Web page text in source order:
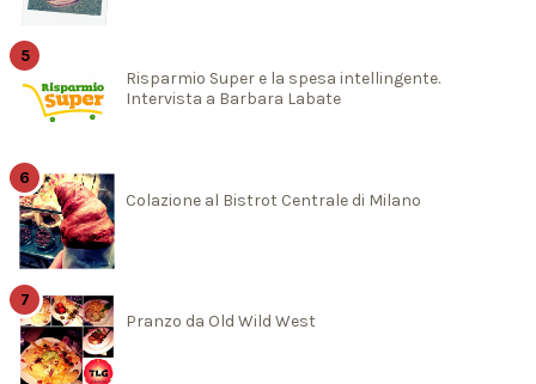
Risparmio Super e la spesa intellingente.
Intervista a Barbara Labate
Colazione al Bistrot Centrale di Milano
Pranzo da Old Wild West